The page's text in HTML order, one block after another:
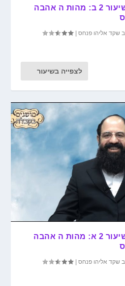
בפנימיות הזוגיות – שיעור 2 ב: מהות ה אהבה
שקד אליהו פנחס |
לצפייה בשיעור
בפנימיות הזוגיות – שיעור 2 א: מהות ה אהבה
שקד אליהו פנחס |